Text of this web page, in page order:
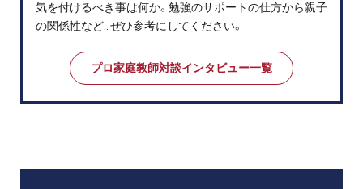
気を付けるべき事は何か。勉強のサポートの仕方から親子
の関係性など…ぜひ参考にしてください。
プロ家庭教師対談インタビュー一覧